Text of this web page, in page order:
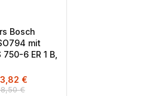
Bosch
mit
6 ER 1 B,
€
€